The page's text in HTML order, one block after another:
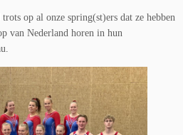
op al onze spring(st)ers dat ze hebben
van Nederland horen in hun